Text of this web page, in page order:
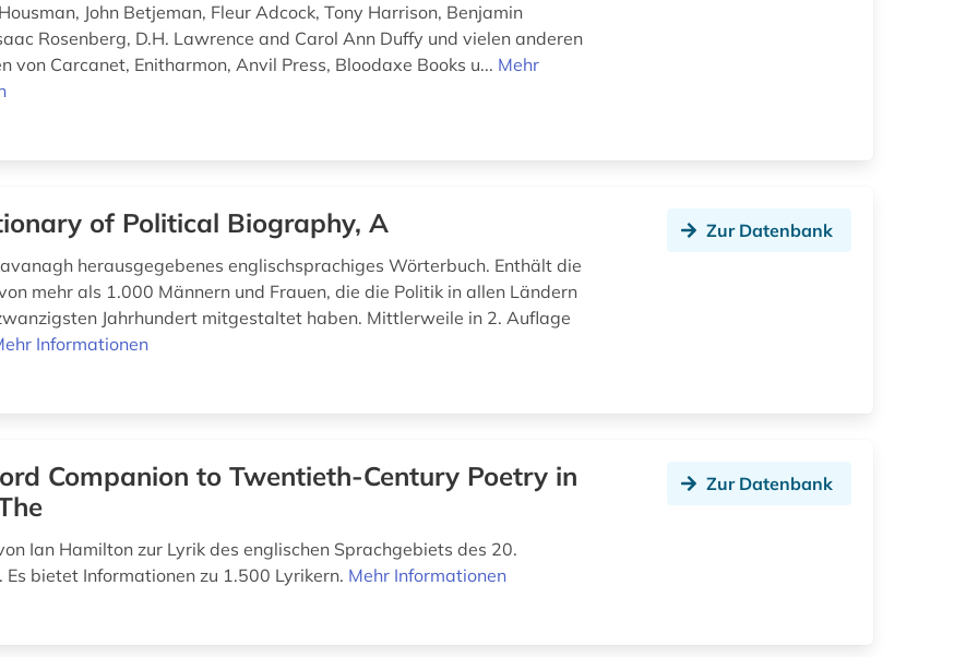
John Betjeman, Fleur Adcock, Tony Harrison, Benjamin
Rosenberg, D.H. Lawrence and Carol Ann Duffy und vielen anderen
von Carcanet, Enitharmon, Anvil Press, Bloodaxe Books u... Mehr
of Political Biography, A
herausgegebenes englischsprachiges Wörterbuch. Enthält die
mehr als 1.000 Männern und Frauen, die die Politik in allen Ländern
Jahrhundert mitgestaltet haben. Mittlerweile in 2. Auflage
Informationen
Zur Datenbank
Companion to Twentieth-Century Poetry in
Ian Hamilton zur Lyrik des englischen Sprachgebiets des 20.
Es bietet Informationen zu 1.500 Lyrikern. Mehr Informationen
Zur Datenbank